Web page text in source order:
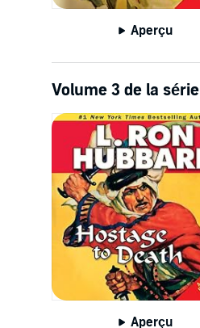
Aperçu
Volume 3 de la série
Aperçu